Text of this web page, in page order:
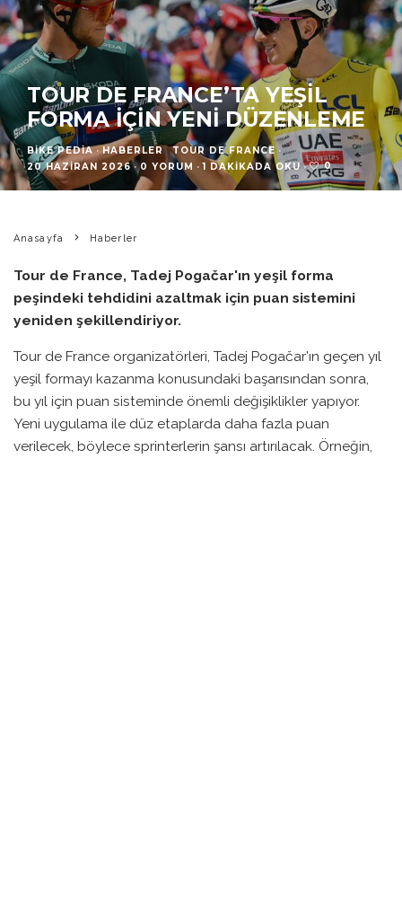
TOUR DE FRANCE’TA YEŞIL
FORMA İÇIN YENI DÜZENLEME
BIKE PEDIA · HABERLER TOUR DE FRANCE ·
20 HAZIRAN 2026 · 0 YORUM · 1 DAKIKADA OKU · 0
Anasayfa Haberler
Tour de France, Tadej Pogačar'ın yeşil forma
peşindeki tehdidini azaltmak için puan sistemini
yeniden şekillendiriyor.
Tour de France organizatörleri, Tadej Pogačar’ın geçen yıl
yeşil formayı kazanma konusundaki başarısından sonra,
bu yıl için puan sisteminde önemli değişiklikler yapıyor.
Yeni uygulama ile düz etaplarda daha fazla puan
verilecek, böylece sprinterlerin şansı artırılacak. Örneğin,